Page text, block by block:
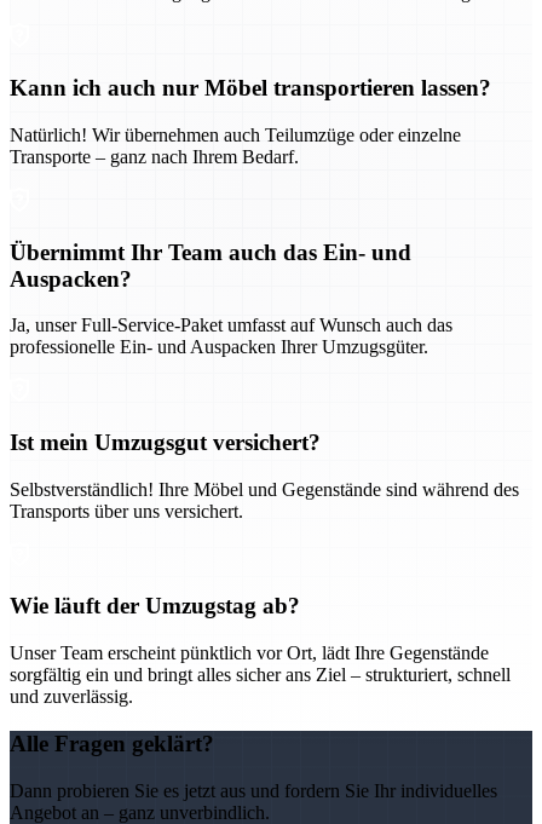
Kann ich auch nur Möbel transportieren lassen?
Natürlich! Wir übernehmen auch Teilumzüge oder einzelne
Transporte – ganz nach Ihrem Bedarf.
Übernimmt Ihr Team auch das Ein- und
Auspacken?
Ja, unser Full-Service-Paket umfasst auf Wunsch auch das
professionelle Ein- und Auspacken Ihrer Umzugsgüter.
Ist mein Umzugsgut versichert?
Selbstverständlich! Ihre Möbel und Gegenstände sind während des
Transports über uns versichert.
Wie läuft der Umzugstag ab?
Unser Team erscheint pünktlich vor Ort, lädt Ihre Gegenstände
sorgfältig ein und bringt alles sicher ans Ziel – strukturiert, schnell
und zuverlässig.
Alle Fragen geklärt?
Dann probieren Sie es jetzt aus und fordern Sie Ihr individuelles
Angebot an – ganz unverbindlich.